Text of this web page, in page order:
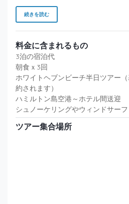
続きを読む
料金に含まれるもの
3泊の宿泊代
朝食ｘ3回
ホワイトヘブンビーチ半日ツアー
約されます）
ハミルトン島空港～ホテル間送迎
シュノーケリングやウィンドサー
ツアー集合場所